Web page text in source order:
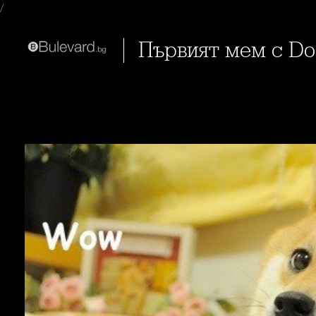
/
Първият мем с